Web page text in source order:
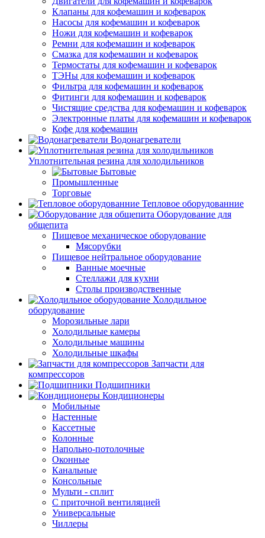
Клапаны для кофемашин и кофеварок
Насосы для кофемашин и кофеварок
Ножи для кофемашин и кофеварок
Ремни для кофемашин и кофеварок
Смазка для кофемашин и кофеварок
Термостаты для кофемашин и кофеварок
ТЭНы для кофемашин и кофеварок
Фильтра для кофемашин и кофеварок
Фитинги для кофемашин и кофеварок
Чистящие средства для кофемашин и кофеварок
Электронные платы для кофемашин и кофеварок
Кофе для кофемашин
Водонагреватели
Уплотнительная резина для холодильников
Бытовые
Промышленные
Торговые
Тепловое оборудованние
Оборудование для
общепита
Пищевое механическое оборудование
Мясорубки
Пищевое нейтральное оборудование
Ванные моечные
Стеллажи для кухни
Столы производственные
Холодильное
оборудование
Морозильные лари
Холодильные камеры
Холодильные машины
Холодильные шкафы
Запчасти для
компрессоров
Подшипники
Кондиционеры
Мобильные
Настенные
Кассетные
Колонные
Напольно-потолочные
Оконные
Канальные
Консольные
Мульти - сплит
С приточной вентиляцией
Универсальные
Чиллеры